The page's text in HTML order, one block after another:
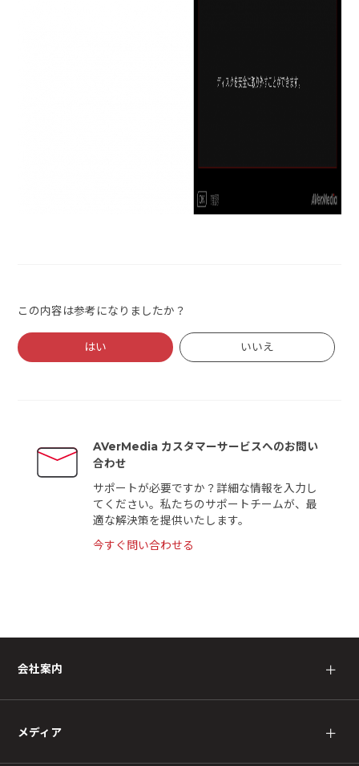
この内容は参考になりましたか？
はい いいえ
AVerMedia カスタマーサービスへのお問い
合わせ
サポートが必要ですか？詳細な情報を入力し
てください。私たちのサポートチームが、最
適な解決策を提供いたします。
今すぐ問い合わせる
会社案内 ＋
メディア ＋